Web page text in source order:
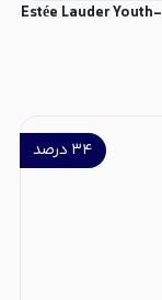
عطر ادکلن استی لادر یوث-دیو ادوپرفیوم زنانه Estée Lauder Youth-
۳۴ درصد